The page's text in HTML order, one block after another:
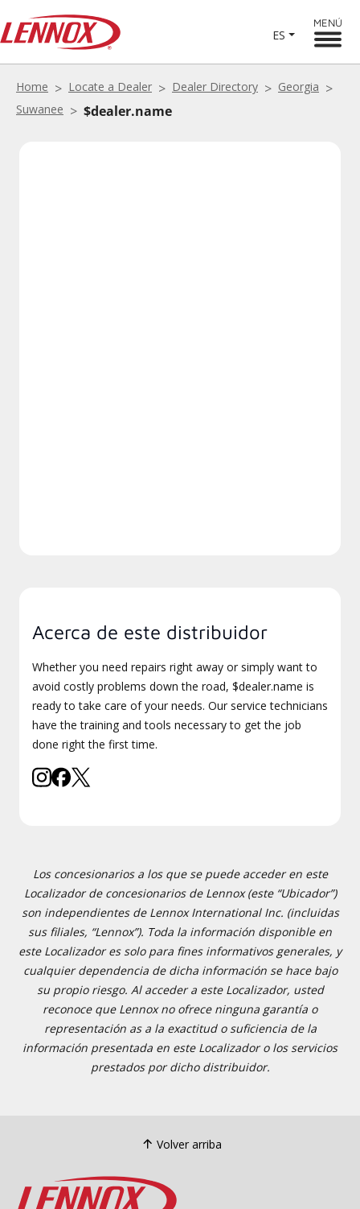
ES
MENÚ
Home Locate a Dealer Dealer Directory
Georgia
Suwanee
$dealer.name
Acerca de este distribuidor
Whether you need repairs right away or simply want to
avoid costly problems down the road, $dealer.name is
ready to take care of your needs. Our service technicians
have the training and tools necessary to get the job
done right the first time.
Los concesionarios a los que se puede acceder en este
Localizador de concesionarios de Lennox (este “Ubicador”)
son independientes de Lennox International Inc. (incluidas
sus filiales, “Lennox”). Toda la información disponible en
este Localizador es solo para fines informativos generales, y
cualquier dependencia de dicha información se hace bajo
su propio riesgo. Al acceder a este Localizador, usted
reconoce que Lennox no ofrece ninguna garantía o
representación as a la exactitud o suficiencia de la
información presentada en este Localizador o los servicios
prestados por dicho distribuidor.
Volver arriba